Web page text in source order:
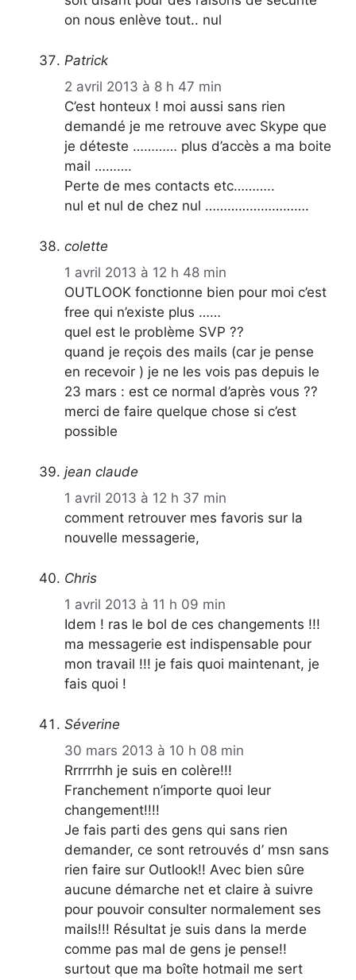
on nous enlève tout.. nul
Patrick
2 avril 2013 à 8 h 47 min
C’est honteux ! moi aussi sans rien
demandé je me retrouve avec Skype que
je déteste ………… plus d’accès a ma boite
mail ……….
Perte de mes contacts etc………..
nul et nul de chez nul ……………………….
colette
1 avril 2013 à 12 h 48 min
OUTLOOK fonctionne bien pour moi c’est
free qui n’existe plus ……
quel est le problème SVP ??
quand je reçois des mails (car je pense
en recevoir ) je ne les vois pas depuis le
23 mars : est ce normal d’après vous ??
merci de faire quelque chose si c’est
possible
jean claude
1 avril 2013 à 12 h 37 min
comment retrouver mes favoris sur la
nouvelle messagerie,
Chris
1 avril 2013 à 11 h 09 min
Idem ! ras le bol de ces changements !!!
ma messagerie est indispensable pour
mon travail !!! je fais quoi maintenant, je
fais quoi !
Séverine
30 mars 2013 à 10 h 08 min
Rrrrrrhh je suis en colère!!!
Franchement n’importe quoi leur
changement!!!!
Je fais parti des gens qui sans rien
demander, ce sont retrouvés d’ msn sans
rien faire sur Outlook!! Avec bien sûre
aucune démarche net et claire à suivre
pour pouvoir consulter normalement ses
mails!!! Résultat je suis dans la merde
comme pas mal de gens je pense!!
surtout que ma boîte hotmail me sert